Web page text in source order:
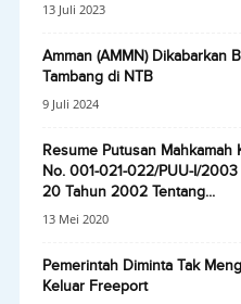
13 Juli 2023
Amman (AMMN) Dikabarkan
Tambang di NTB
9 Juli 2024
Resume Putusan Mahkamah
No. 001-021-022/PUU-I/
20 Tahun 2002 Tentang...
13 Mei 2020
Pemerintah Diminta Tak
Keluar Freeport